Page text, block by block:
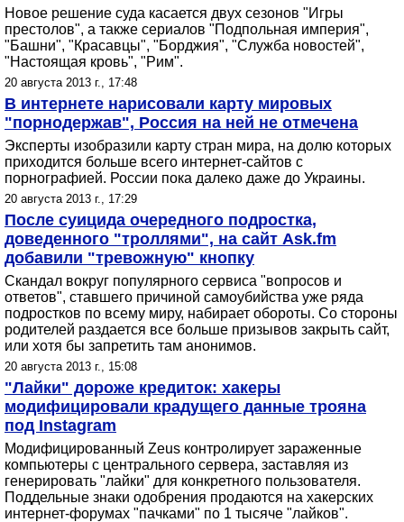
Новое решение суда касается двух сезонов "Игры
престолов", а также сериалов "Подпольная империя",
"Башни", "Красавцы", "Борджия", "Служба новостей",
"Настоящая кровь", "Рим".
20 августа 2013 г., 17:48
В интернете нарисовали карту мировых
"порнодержав", Россия на ней не отмечена
Эксперты изобразили карту стран мира, на долю которых
приходится больше всего интернет-сайтов с
порнографией. России пока далеко даже до Украины.
20 августа 2013 г., 17:29
После суицида очередного подростка,
доведенного "троллями", на сайт Ask.fm
добавили "тревожную" кнопку
Скандал вокруг популярного сервиса "вопросов и
ответов", ставшего причиной самоубийства уже ряда
подростков по всему миру, набирает обороты. Со стороны
родителей раздается все больше призывов закрыть сайт,
или хотя бы запретить там анонимов.
20 августа 2013 г., 15:08
"Лайки" дороже кредиток: хакеры
модифицировали крадущего данные трояна
под Instagram
Модифицированный Zeus контролирует зараженные
компьютеры с центрального сервера, заставляя из
генерировать "лайки" для конкретного пользователя.
Поддельные знаки одобрения продаются на хакерских
интернет-форумах "пачками" по 1 тысяче "лайков".